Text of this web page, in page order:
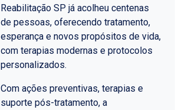
Reabilitação SP já acolheu centenas
de pessoas, oferecendo tratamento,
esperança e novos propósitos de vida,
com terapias modernas e protocolos
personalizados.
Com ações preventivas, terapias e
suporte pós-tratamento, a